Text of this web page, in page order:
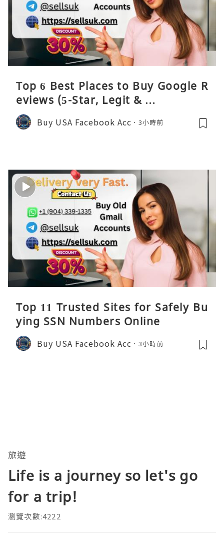
Top 6 Best Places to Buy Google R
eviews (5-Star, Legit & …
Buy USA Facebook Acc 3小時前
Top 11 Trusted Sites for Safely Bu
ying SSN Numbers Online
Buy USA Facebook Acc 3小時前
旅遊
Life is a journey so let's go
for a trip!
瀏覽次數:4222